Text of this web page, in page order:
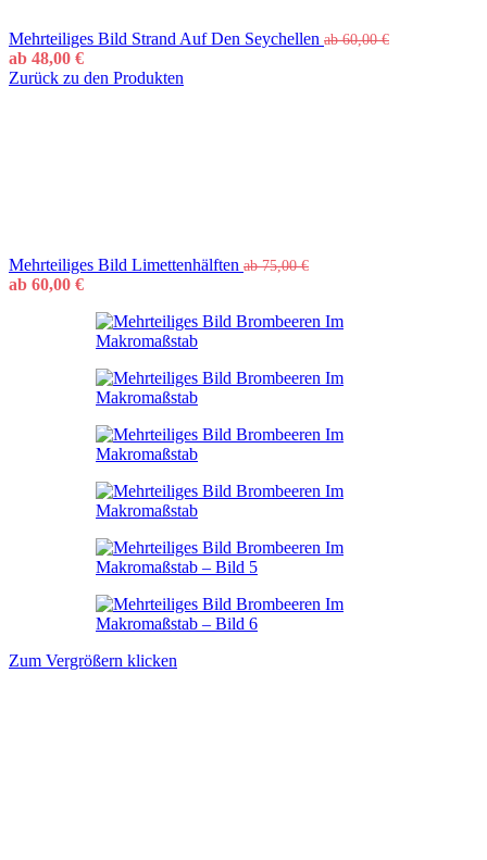
Mehrteiliges Bild Strand Auf Den Seychellen ab60,00€
ab 48,00 €
Zurück zu den Produkten
Mehrteiliges Bild Limettenhälften ab75,00€
ab 60,00 €
Zum Vergrößern klicken